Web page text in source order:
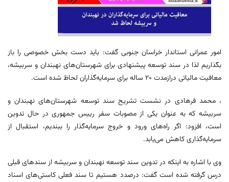
امور عمرانی استاندار خراسان جنوبی گفت: باید دست بخش خصوصی را باز
بگذاریم لذا در سند توسعه پیشنهادی برای شهرستان‌های نهبندان و سربیشه،
معافیت مالیاتی درازمدت ۲۰ ساله برای سرمایه‌گذاران لحاظ شده است.
، محمد فرهادی در نشست تشریح سند توسعه شهرستان‌های نهبندان و
سربیشه که به عنوان یکی از مصوبات سفر رییس جمهوری در حال تدوین
است، افزود: اگر راه‌های ورود و خروج سرمایه‌گذار را ببندیم، استقبال از
سرمایه‌گذاری کاهش می‌یابد.
وی با اشاره به اینکه در تدوین سند توسعه نهبندان و سربیشه از سندهای قبلی
درس گرفته شده است گفت: درصدد هستیم تا سند فعلی کاستی‌های اسناد